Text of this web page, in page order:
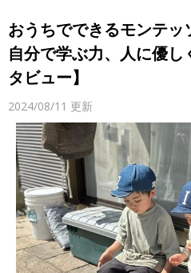
おうちでできるモンテ
自分で学ぶ力、人に優
タビュー】
2024/08/11 更新